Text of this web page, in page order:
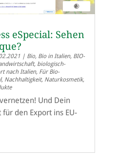
eSpecial: Sehen
| Bio, Bio in Italien, BIO-
, biologisch-
nach Italien, Für Bio-
, Nachhaltigkeit, Naturkosmetik,
Und Dein
den Export ins EU-